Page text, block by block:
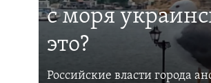
с моря
это?
Российские власти города